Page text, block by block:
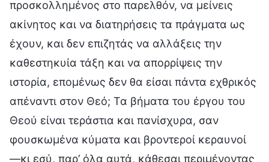
προσκολλημένος στο παρελθόν, να μείνεις
ακίνητος και να διατηρήσεις τα πράγματα ως
έχουν, και δεν επιζητάς να αλλάξεις την
καθεστηκυία τάξη και να απορρίψεις την
ιστορία, επομένως δεν θα είσαι πάντα εχθρικός
απέναντι στον Θεό; Τα βήματα του έργου του
Θεού είναι τεράστια και πανίσχυρα, σαν
φουσκωμένα κύματα και βροντεροί κεραυνοί
—κι εσύ, παρ’ όλα αυτά, κάθεσαι περιμένοντας